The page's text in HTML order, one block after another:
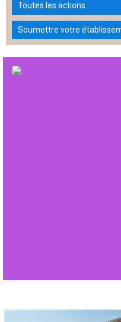
Toutes les actions
Soumettre votre